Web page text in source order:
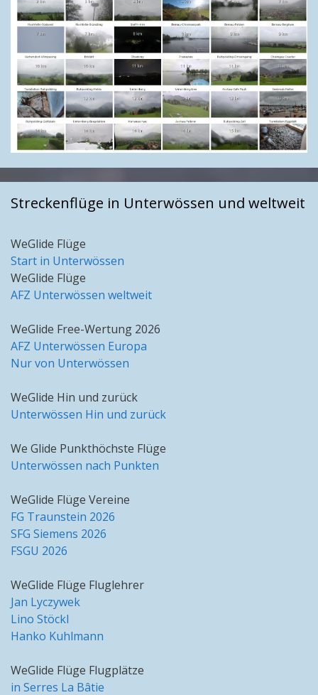
Streckenflüge in Unterwössen und weltweit
WeGlide Flüge
Start in Unterwössen
WeGlide Flüge
AFZ Unterwössen weltweit
WeGlide Free-Wertung 2026
AFZ Unterwössen Europa
Nur von Unterwössen
WeGlide Hin und zurück
Unterwössen Hin und zurück
We Glide Punkthöchste Flüge
Unterwössen nach Punkten
WeGlide Flüge Vereine
FG Traunstein 2026
SFG Siemens 2026
FSGU 2026
WeGlide Flüge Fluglehrer
Jan Lyczywek
Lino Stöckl
Hanko Kuhlmann
WeGlide Flüge Flugplätze
in Serres La Bâtie